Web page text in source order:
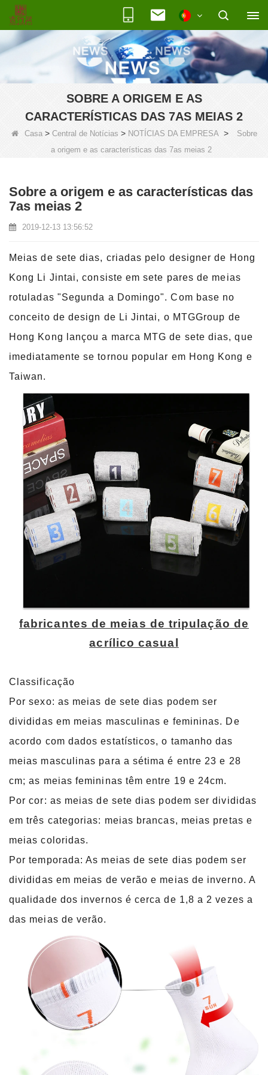
SOBRE A ORIGEM E AS
CARACTERÍSTICAS DAS 7AS MEIAS 2
Casa> Central de Notícias > NOTÍCIAS DA EMPRESA >
Sobre
a origem e as características das 7as meias 2
Sobre a origem e as características das
7as meias 2
2019-12-13 13:56:52
Meias de sete dias, criadas pelo designer de Hong
Kong Li Jintai, consiste em sete pares de meias
rotuladas "Segunda a Domingo". Com base no
conceito de design de Li Jintai, o MTGGroup de
Hong Kong lançou a marca MTG de sete dias, que
imediatamente se tornou popular em Hong Kong e
Taiwan.
fabricantes de meias de tripulação de
acrílico casual
Classificação
Por sexo: as meias de sete dias podem ser
divididas em meias masculinas e femininas. De
acordo com dados estatísticos, o tamanho das
meias masculinas para a sétima é entre 23 e 28
cm; as meias femininas têm entre 19 e 24cm.
Por cor: as meias de sete dias podem ser divididas
em três categorias: meias brancas, meias pretas e
meias coloridas.
Por temporada: As meias de sete dias podem ser
divididas em meias de verão e meias de inverno. A
qualidade dos invernos é cerca de 1,8 a 2 vezes a
das meias de verão.